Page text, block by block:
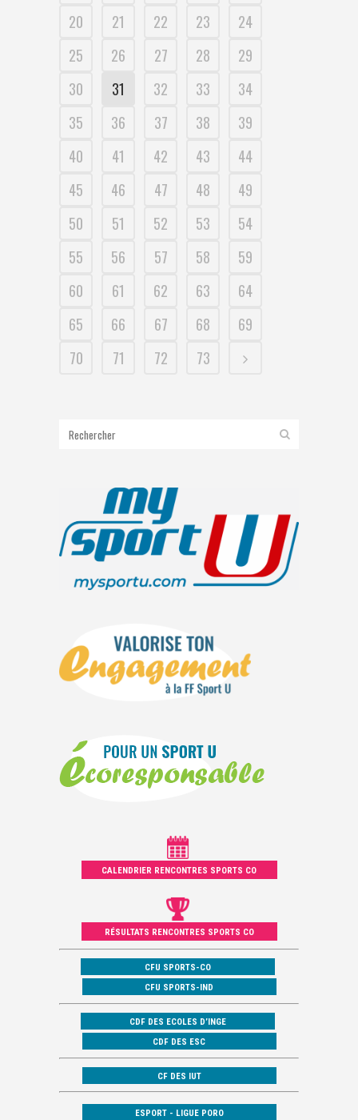
20
21 22 23
24
25
26 27 28
29
30
31 32 33
34
35
36 37 38
39
40
41 42 43
44
45
46 47 48
49
50
51 52 53
54
55
56 57 58
59
60
61 62 63
64
65
66 67 68
69
70
71 72 73
CALENDRIER RENCONTRES SPORTS CO
RÉSULTATS RENCONTRES SPORTS CO
CFU SPORTS-CO
CFU SPORTS-IND
CDF DES ECOLES D’INGE
CDF DES ESC
CF DES IUT
ESPORT - LIGUE PORO